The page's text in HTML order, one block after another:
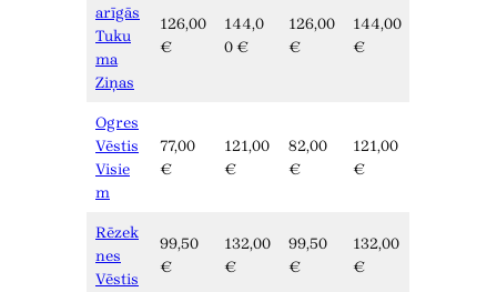
arīgās
Tuku
ma
Ziņas
126,00
€
144,0
0 €
126,00
€
144,00
€
Ogres
Vēstis
Visie
m
77,00
€
121,00
€
82,00
€
121,00
€
Rēzek
nes
Vēstis
99,50
€
132,00
€
99,50
€
132,00
€